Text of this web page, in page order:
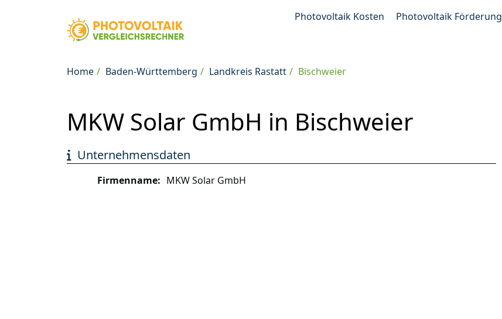
Photovoltaik Kosten Photovoltaik Förderung
Home Baden-Württemberg Landkreis Rastatt Bischweier
MKW Solar GmbH in Bischweier
Unternehmensdaten
Firmenname: MKW Solar GmbH